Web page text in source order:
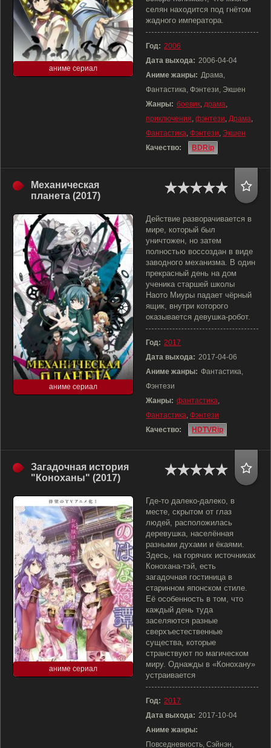
аниме сериал
селян находится под гнётом
жадного императора.
Год: 2006
Дата выхода: 2006-04-04
Аниме жанры: Драма,
Фантастика, Фэнтези, Экшен
Жанры: боевик, драма,
приключения, фэнтези, Драма,
Фантастика, Фэнтези, Экшен
Качество:
BDRip
Механическая
планета (2017)
аниме сериал
Действие разворачивается в
мире, который был
уничтожен, но затем
полностью воссоздан в виде
заводного механизма. В один
прекрасный день на дом
ученика старшей школы
Наото Миуры падает чёрный
ящик, внутри которого
оказывается девушка-робот.
Год: 2017
Дата выхода: 2017-04-06
Аниме жанры: Фантастика,
Фэнтези
Жанры: фантастика,
Фантастика, Фэнтези
Качество:
HDTVRip
Загадочная история
"Коноханы" (2017)
аниме сериал
Где-то далеко-далеко, в
месте, скрытом от глаз
людей, расположилась
деревушка, населённая
разными духами и ёкаями.
Здесь, на горячих источниках
Конохана-тэй, есть
загадочная гостиница в
старинном японском стиле.
Её особенность в том, что
каждый день туда
заселяются разные
сверхъестественные
существа, которые
странствуют по магическом
миру. Однажды в «Конохану»
устраивается
Год: 2017
Дата выхода: 2017-10-04
Аниме жанры:
Повседневность, Сэйнэн,